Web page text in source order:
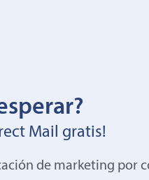
Mail gratis!
de marketing por